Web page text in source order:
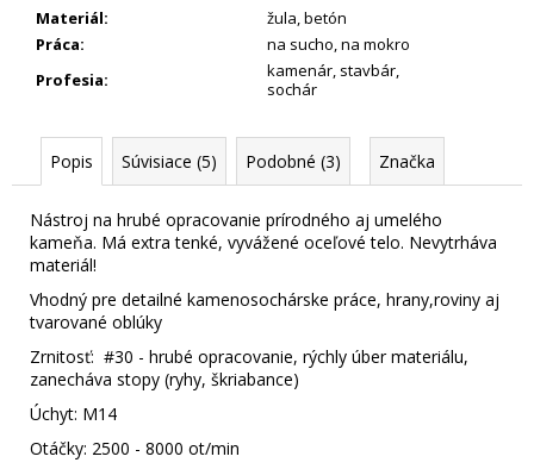
Materiál: žula betón
Práca: na sucho na mokro
Profesia: kamenár stavbár
sochár
Popis Súvisiace (5) Podobné (3) Značka
Nástroj na hrubé opracovanie prírodného aj umelého
kameňa. Má extra tenké, vyvážené oceľové telo. Nevytrháva
materiál!
Vhodný pre detailné kamenosochárske práce, hrany,roviny aj
tvarované oblúky
Zrnitosť: #30 - hrubé opracovanie, rýchly úber materiálu,
zanecháva stopy (ryhy, škriabance)
Úchyt: M14
Otáčky: 2500 - 8000 ot/min